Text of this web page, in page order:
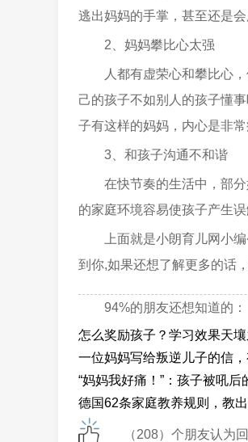
逃出妈妈的手掌，甚至还是
2、妈妈攀比心太强
人都有虚荣心和攀比心
己的孩子不如别人的孩子懂
子有这样的妈妈，内心是非
3、和孩子沟通不和谐
在快节奏的生活中，部
的家庭环境容易使孩子产生
上面就是小朗育儿网小
到你,如果还想了解更多的话
94%的朋友还想知道的：
怎么奖励孩子？学习效果天壤
一位妈妈写给叛逆儿子的信
“妈妈我好痛！”：孩子被吼
德国62条家庭教养规则，教
（208）个朋友认为